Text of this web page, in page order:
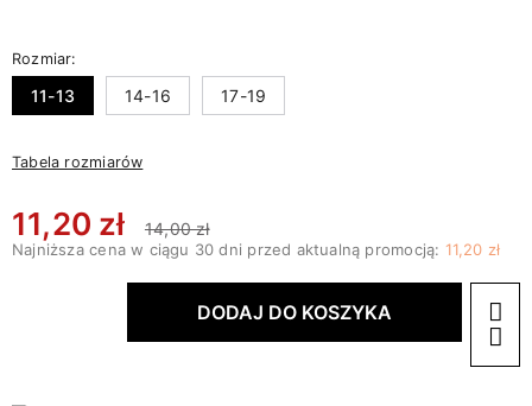
Rozmiar:
11-13 14-16 17-19
Tabela rozmiarów
11,20 zł 14,00 zł
Najniższa cena w ciągu 30 dni przed aktualną promocją: 11,20 zł
DODAJ DO KOSZYKA